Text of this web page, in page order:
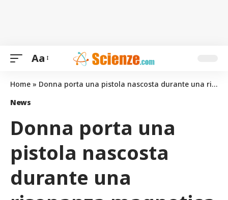
Aa
Home » Donna porta una pistola nascosta durante una risonanza magnetica
News
Donna porta una
pistola nascosta
durante una